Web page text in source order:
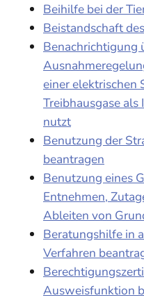
Beihilfe bei der
Beistandschaft
Benachrichtigung
einer elektrischen
Treibhausgase
nutzt
Benutzung der
beantragen
Benutzung eines
Entnehmen,
Ableiten von
Beratungshilfe in
Verfahren
Ausweisfunktion